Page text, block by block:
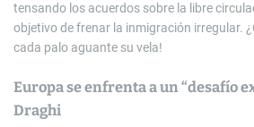
tensando los acuerdos sobre la libre
objetivo de frenar la inmigración irregular.
cada palo aguante su vela!
Europa se enfrenta a un “desafío
Draghi